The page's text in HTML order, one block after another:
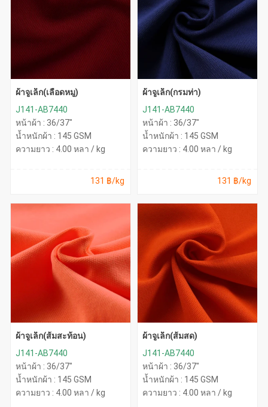
ผ้าจูเล็ก(เลือดหมู)
J141-AB7440
หน้าผ้า : 36/37"
น้ำหนักผ้า : 145 GSM
ความยาว : 4.00 หลา / kg
131 ฿/kg
ผ้าจูเล็ก(กรมท่า)
J141-AB7440
หน้าผ้า : 36/37"
น้ำหนักผ้า : 145 GSM
ความยาว : 4.00 หลา / kg
131 ฿/kg
ผ้าจูเล็ก(ส้มสะท้อน)
J141-AB7440
หน้าผ้า : 36/37"
น้ำหนักผ้า : 145 GSM
ความยาว : 4.00 หลา / kg
ผ้าจูเล็ก(ส้มสด)
J141-AB7440
หน้าผ้า : 36/37"
น้ำหนักผ้า : 145 GSM
ความยาว : 4.00 หลา / kg